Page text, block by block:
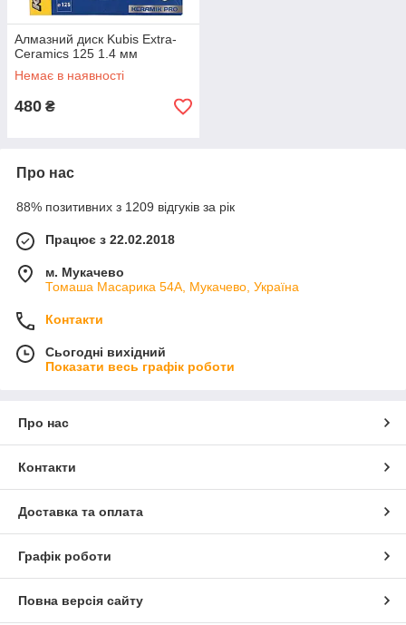
Алмазний диск Kubis Extra-
Ceramics 125 1.4 мм
Немає в наявності
480 ₴
Про нас
88% позитивних з 1209 відгуків за рік
Працює з 22.02.2018
м. Мукачево
Томаша Масарика 54А, Мукачево, Україна
Контакти
Сьогодні вихідний
Показати весь графік роботи
Про нас
Контакти
Доставка та оплата
Графік роботи
Повна версія сайту